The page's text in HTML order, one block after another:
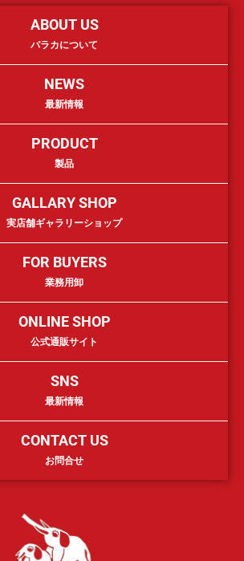
ABOUT US
バラカについて
NEWS
最新情報
PRODUCT
製品
GALLARY SHOP
実店舗ギャラリーショップ
FOR BUYERS
業務用卸
ONLINE SHOP
公式通販サイト
SNS
最新情報
CONTACT US
お問合せ